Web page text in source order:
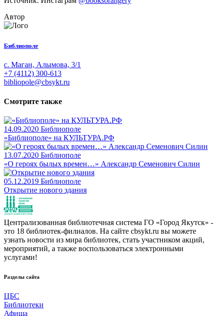
Автор
Библиополе
с. Маган, Алымова, 3/1
+7 (4112) 300-613
bibliopole@cbsykt.ru
Смотрите также
14.09.2020 Библиополе
«Библиополе» на КУЛЬТУРА.РФ
13.07.2020 Библиополе
«О героях былых времен…» Александр Семенович Силин
05.12.2019 Библиополе
Открытие нового здания
Централизованная библиотечная система ГО «Город Якутск» -
это 18 библиотек-филиалов. На сайте cbsykt.ru вы можете
узнать новости из мира библиотек, стать участником акций,
мероприятий, а также воспользоваться электронными
услугами!
Разделы сайта
ЦБС
Библиотеки
Афиша